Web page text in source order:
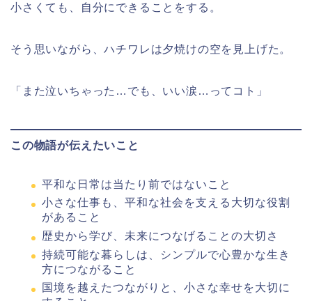
小さくても、自分にできることをする。
そう思いながら、ハチワレは夕焼けの空を見上げた。
「また泣いちゃった…でも、いい涙…ってコト」
この物語が伝えたいこと
平和な日常は当たり前ではないこと
小さな仕事も、平和な社会を支える大切な役割
があること
歴史から学び、未来につなげることの大切さ
持続可能な暮らしは、シンプルで心豊かな生き
方につながること
国境を越えたつながりと、小さな幸せを大切に